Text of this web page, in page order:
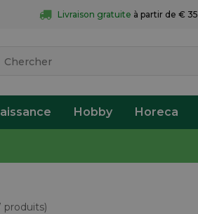
Livraison gratuite à partir de € 35
Hobby Horeca
produits)